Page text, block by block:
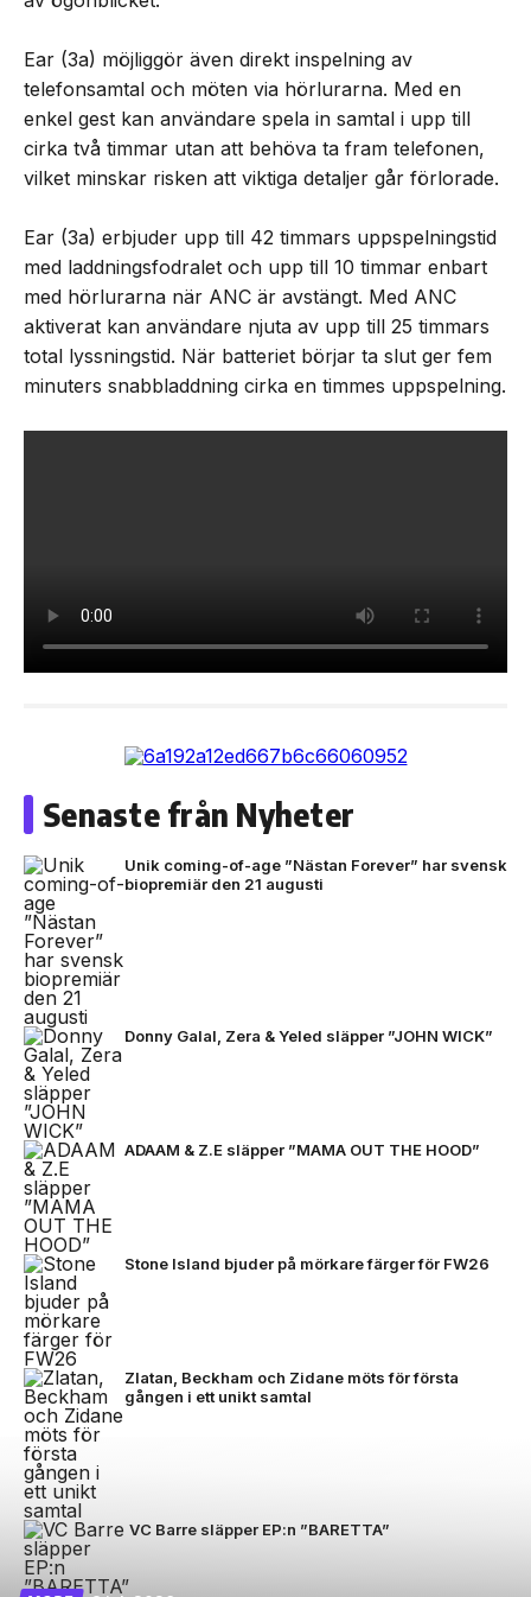
Ear (3a) möjliggör även direkt inspelning av
telefonsamtal och möten via hörlurarna. Med en
enkel gest kan användare spela in samtal i upp till
cirka två timmar utan att behöva ta fram telefonen,
vilket minskar risken att viktiga detaljer går förlorade.
Ear (3a) erbjuder upp till 42 timmars uppspelningstid
med laddningsfodralet och upp till 10 timmar enbart
med hörlurarna när ANC är avstängt. Med ANC
aktiverat kan användare njuta av upp till 25 timmars
total lyssningstid. När batteriet börjar ta slut ger fem
minuters snabbladdning cirka en timmes uppspelning.
Senaste från Nyheter
Unik coming-of-age ”Nästan Forever” har svensk
biopremiär den 21 augusti
Donny Galal, Zera & Yeled släpper ”JOHN WICK”
ADAAM & Z.E släpper ”MAMA OUT THE HOOD”
Stone Island bjuder på mörkare färger för FW26
Zlatan, Beckham och Zidane möts för första
gången i ett unikt samtal
VC Barre släpper EP:n ”BARETTA”